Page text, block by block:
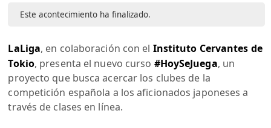
Este acontecimiento ha finalizado.
LaLiga, en colaboración con el Instituto Cervantes de
Tokio, presenta el nuevo curso #HoySeJuega, un
proyecto que busca acercar los clubes de la
competición española a los aficionados japoneses a
través de clases en línea.